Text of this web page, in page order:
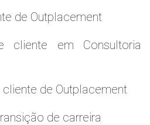
de Outplacement
em Consultoria
de Outplacement
de carreira